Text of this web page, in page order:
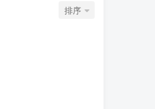
排序